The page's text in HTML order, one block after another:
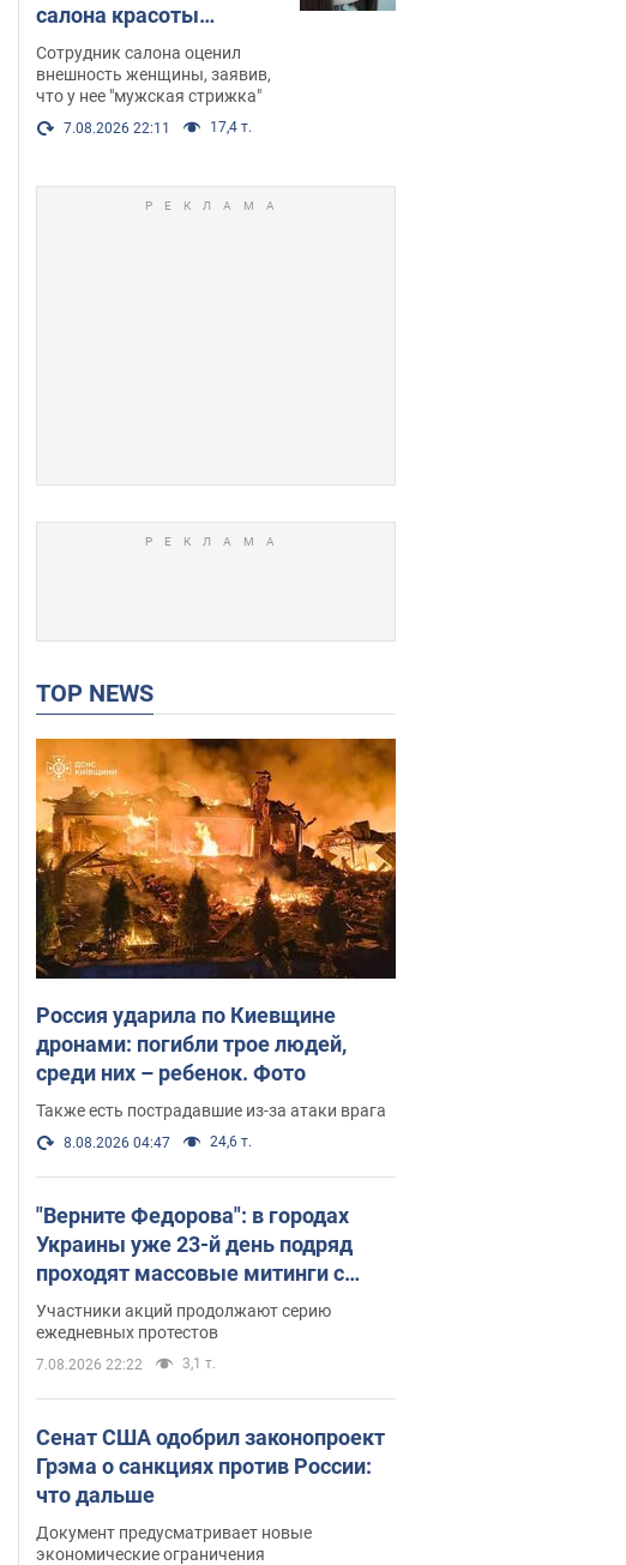
салона красоты
оскорбил женщину
после химиотерапии,
разгорелся скандал.
Фото
Сотрудник салона оценил
внешность женщины, заявив,
что у нее "мужская стрижка"
7.08.2026 22:11 17,4 т.
TOP NEWS
Россия ударила по Киевщине
дронами: погибли трое людей,
среди них – ребенок. Фото
Также есть пострадавшие из-за атаки врага
8.08.2026 04:47 24,6 т.
"Верните Федорова": в городах
Украины уже 23-й день подряд
проходят массовые митинги с
плакатами. Фото и видео
Участники акций продолжают серию
ежедневных протестов
7.08.2026 22:22 3,1 т.
Сенат США одобрил законопроект
Грэма о санкциях против России:
что дальше
Документ предусматривает новые
экономические ограничения